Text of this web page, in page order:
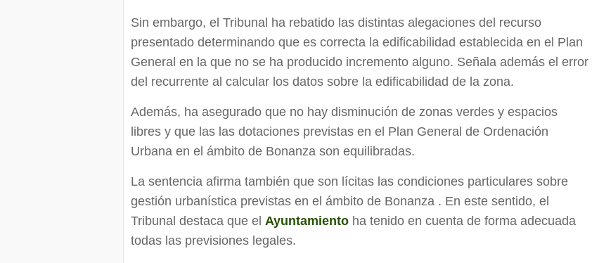
Sin embargo, el Tribunal ha rebatido las distintas alegaciones del recurso
presentado determinando que es correcta la edificabilidad establecida en el Plan
General en la que no se ha producido incremento alguno. Señala además el error
del recurrente al calcular los datos sobre la edificabilidad de la zona.
Además, ha asegurado que no hay disminución de zonas verdes y espacios
libres y que las las dotaciones previstas en el Plan General de Ordenación
Urbana en el ámbito de Bonanza son equilibradas.
La sentencia afirma también que son lícitas las condiciones particulares sobre
gestión urbanística previstas en el ámbito de Bonanza . En este sentido, el
Tribunal destaca que el Ayuntamiento ha tenido en cuenta de forma adecuada
todas las previsiones legales.